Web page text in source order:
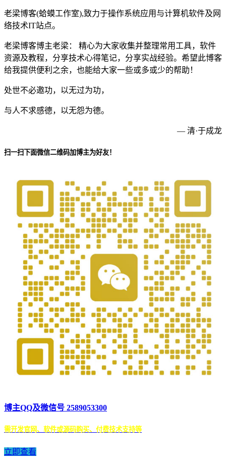
老梁博客(蛤蟆工作室),致力于操作系统应用与计算机软件及网
络技术IT站点。
老梁博客博主老梁： 精心为大家收集并整理常用工具，软件
资源及教程，分享技术心得笔记，分享实战经验。希望此博客
给我提供便利之余，也能给大家一些或多或少的帮助！
处世不必邀功，以无过为功，
与人不求感德，以无怨为德。
— 清·于成龙
扫一扫下面微信二维码加博主为好友！
博主QQ及微信号 2589053300
需开发官网、软件或源码购买、付费技术支持等
立即查看